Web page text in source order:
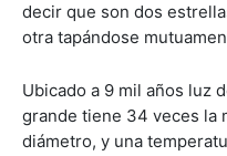
decir que son dos
otra tapándose
Ubicado a 9 mil años luz
grande tiene 34 veces la
diámetro, y una